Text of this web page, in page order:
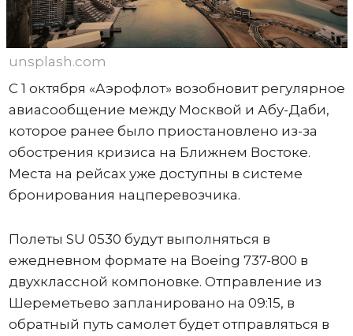
unsplash.com
С 1 октября «Аэрофлот» возобновит регулярное
авиасообщение между Москвой и Абу-Даби,
которое ранее было приостановлено из-за
обострения кризиса на Ближнем Востоке.
Места на рейсах уже доступны в системе
бронирования нацперевозчика.
Полеты SU 0530 будут выполняться в
ежедневном формате на Boeing 737-800 в
двухклассной компоновке. Отправление из
Шереметьево запланировано на 09:15, в
обратный путь самолет будет отправляться в